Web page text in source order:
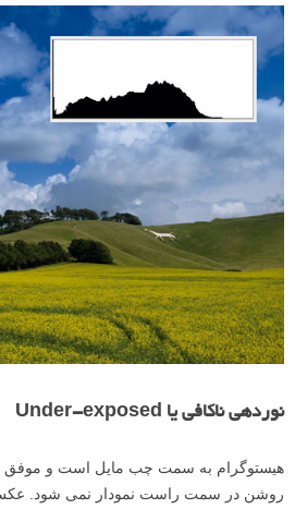
نوردهی ناکافی یا Under-exposed
هیستوگرام به سمت چب مایل است و موفق
روشن در سمت راست نمودار نمی شود. عکس